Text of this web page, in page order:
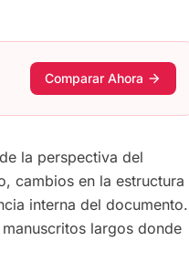
Comparar Ahora arrow_forward
la perspectiva del
cambios en la estructura
interna del documento.
largos donde